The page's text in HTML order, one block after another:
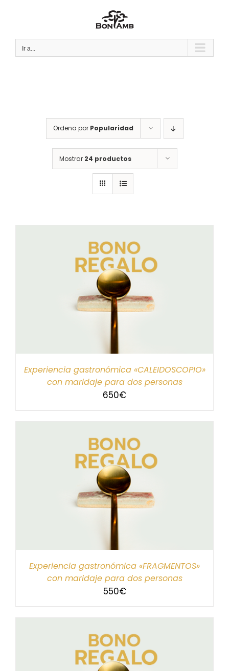
Ir a...
Ordena por Popularidad
Mostrar 24 productos
Experiencia gastronómica «CALEIDOSCOPIO»
con maridaje para dos personas
650€
Experiencia gastronómica «FRAGMENTOS»
con maridaje para dos personas
550€